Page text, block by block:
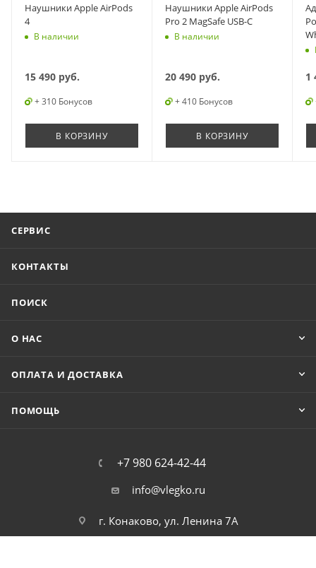
Наушники Apple AirPods
4
В наличии
15 490 руб.
+ 310 Бонусов
В КОРЗИНУ
Наушники Apple AirPods
Pro 2 MagSafe USB-C
В наличии
20 490 руб.
+ 410 Бонусов
В КОРЗИНУ
1
СЕРВИС
КОНТАКТЫ
ПОИСК
О НАС
ОПЛАТА И ДОСТАВКА
ПОМОЩЬ
+7 980 624-42-44
info@vlegko.ru
г. Конаково, ул. Ленина 7А